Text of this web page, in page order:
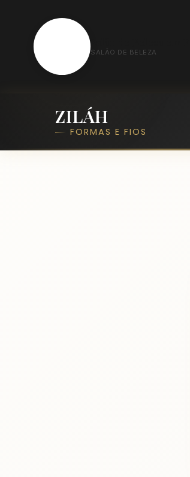
SALÃO DE BELEZA
ZILÁH
FORMAS E FIOS